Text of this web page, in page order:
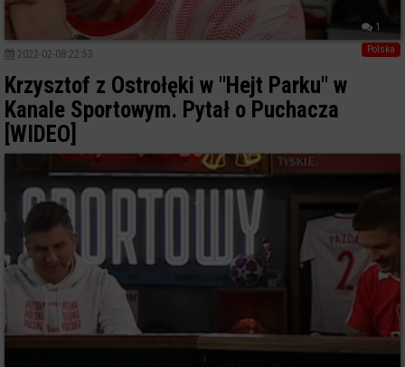
1
Polska
2022-02-08 22:53
Krzysztof z Ostrołęki w "Hejt Parku" w
Kanale Sportowym. Pytał o Puchacza
[WIDEO]